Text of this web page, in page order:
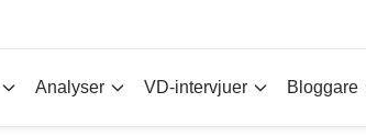
Analyser VD-intervjuer Bloggare